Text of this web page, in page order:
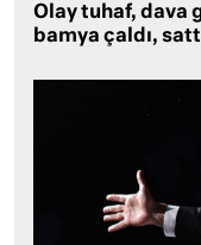
Olay tuhaf, dava
bamya çaldı,